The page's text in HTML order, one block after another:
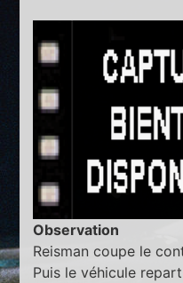
Observation
Reisman coupe le
Puis le véhicule